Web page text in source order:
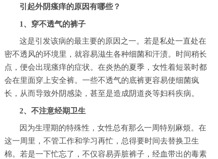
引起外阴瘙痒的原因有哪些？
1、穿不透气的裤子
这是引发该病的最主要的原因之一。若是私处一直处在
密不透风的环境里，就容易滋生各种细菌和汗渍。时间稍长
点，便会出现瘙痒的症状。在炎热的夏季，女性着短装时都
会在里面穿上安全裤。一些不透气的底裤更容易使细菌疯
长，从而导致外阴感染，甚至是造成阴道炎等妇科疾病。
2、不注意经期卫生
因为生理期的特殊性，女性总有那么一周特别麻烦。在
这一周里，不管工作和学习再忙，总得要时间去替换卫生
棉。若是一下忙忘了，不仅容易弄脏裤子，经血带出的毒素